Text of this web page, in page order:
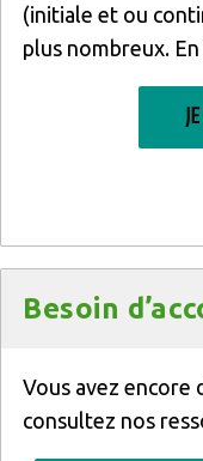
(initiale et ou
plus nombreux.
Besoin
Vous avez encore
consultez nos